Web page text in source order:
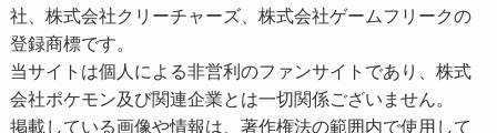
社、株式会社クリーチャーズ、株式会社ゲームフリークの
登録商標です。
当サイトは個人による非営利のファンサイトであり、株式
会社ポケモン及び関連企業とは一切関係ございません。
掲載している画像や情報は、著作権法の範囲内で使用して